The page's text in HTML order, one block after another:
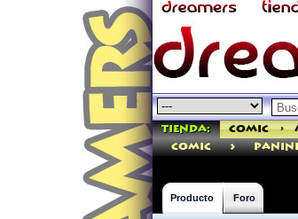
Tienda: Comic >
comic
> PANINI
Producto Foro